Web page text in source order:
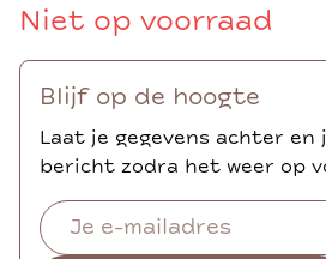
Niet op voorraad
Blijf op de hoogte
Laat je gegevens achter en
bericht zodra het weer op